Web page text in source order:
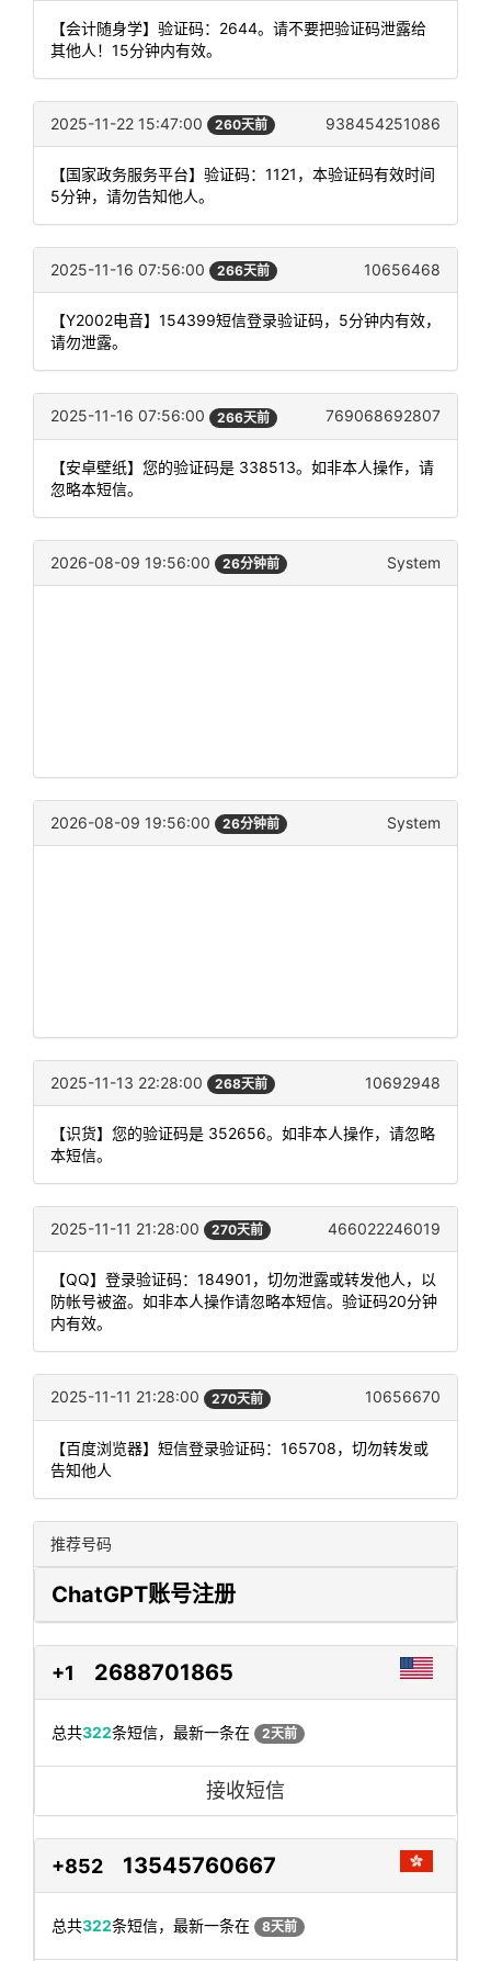
【会计随身学】验证码：2644。请不要把验证码泄露给
其他人！15分钟内有效。
2025-11-22 15:47:00 260天前 938454251086
【国家政务服务平台】验证码：1121，本验证码有效时间
5分钟，请勿告知他人。
2025-11-16 07:56:00 266天前 10656468
【Y2002电音】154399短信登录验证码，5分钟内有效，
请勿泄露。
2025-11-16 07:56:00 266天前 769068692807
【安卓壁纸】您的验证码是 338513。如非本人操作，请
忽略本短信。
2026-08-09 19:56:00 26分钟前 System
2026-08-09 19:56:00 26分钟前 System
2025-11-13 22:28:00 268天前 10692948
【识货】您的验证码是 352656。如非本人操作，请忽略
本短信。
2025-11-11 21:28:00 270天前 466022246019
【QQ】登录验证码：184901，切勿泄露或转发他人，以
防帐号被盗。如非本人操作请忽略本短信。验证码20分钟
内有效。
2025-11-11 21:28:00 270天前 10656670
【百度浏览器】短信登录验证码：165708，切勿转发或
告知他人
推荐号码
ChatGPT账号注册
+1 2688701865
总共322条短信，最新一条在 2天前
接收短信
+852 13545760667
总共322条短信，最新一条在 8天前